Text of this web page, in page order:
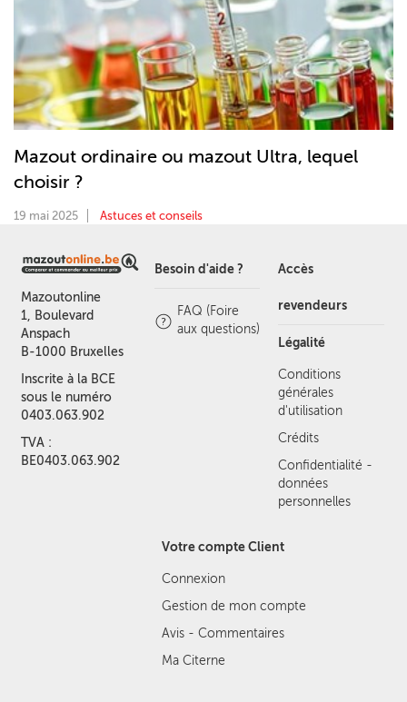
Mazout ordinaire ou mazout Ultra, lequel
choisir ?
19 mai 2025 Astuces et conseils
Mazoutonline
1, Boulevard
Anspach
B-1000 Bruxelles
Inscrite à la BCE
sous le numéro
0403.063.902
TVA :
BE0403.063.902
Besoin d'aide ?
FAQ (Foire
aux questions)
Accès
revendeurs
Légalité
Conditions
générales
d'utilisation
Crédits
Confidentialité -
données
personnelles
Votre compte Client
Connexion
Gestion de mon compte
Avis - Commentaires
Ma Citerne